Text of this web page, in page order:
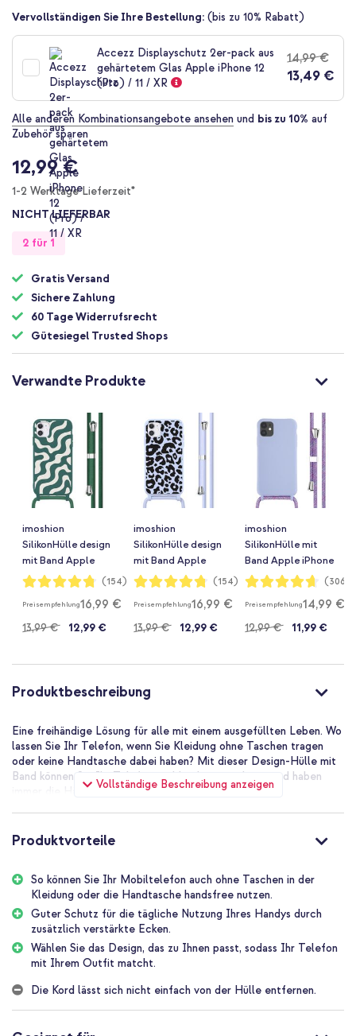
springen
Vervollständigen Sie Ihre Bestellung: (bis zu 10% Rabatt)
Accezz Displayschutz 2er-pack aus
gehärtetem Glas Apple iPhone 12
(Pro) / 11 / XR
14,99 €
13,49 €
Alle anderen Kombinationsangebote ansehen und bis zu 10% auf
Zubehör sparen
12,99 €
1-2 Werktage Lieferzeit*
NICHT LIEFERBAR
2 für 1
Gratis Versand
Sichere Zahlung
60 Tage Widerrufsrecht
Gütesiegel Trusted Shops
Verwandte Produkte
imoshion
SilikonHülle design
mit Band Apple
iPhone 11 - Petrol
Bewertung:
95%
(154)
Preisempfehlung16,99 €
13,99 € 12,99 €
imoshion
SilikonHülle design
mit Band Apple
iPhone 11 - Animal
Bewertung:
95%
(154)
Preisempfehlung16,99 €
13,99 € 12,99 €
imoshion
SilikonHülle mit
Band Apple iPhone
11 - Violett
Bewertung:
93%
(306)
Preisempfehlung14,99 €
12,99 € 11,99 €
Produktbeschreibung
Vollständige Beschreibung anzeigen
Eine freihändige Lösung für alle mit einem ausgefüllten Leben. Wo
lassen Sie Ihr Telefon, wenn Sie Kleidung ohne Taschen tragen
oder keine Handtasche dabei haben? Mit dieser Design-Hülle mit
Band können Sie Ihr Telefon problemlos mitnehmen und haben
immer die Hände frei.
Das Band hat einen Durchmesser von 5 mm und ist aus robustem
schneidet.
Dank des silbernen Schiebedesigns lässt sich das Band ganz
einfach auf die richtige Länge einstellen. Machen Sie es lang,
wenn Sie die Hülle quer über der Brust tragen wollen, und kürzer,
wenn Sie es lieber um den Hals oder das Handgelenk tragen.
Durch die Art und Weise, wie das Band an der Hülle befestigt ist,
entfernen.
Produktvorteile
So können Sie Ihr Mobiltelefon auch ohne Taschen in der
Kleidung oder die Handtasche handsfree nutzen.
Guter Schutz für die tägliche Nutzung Ihres Handys durch
zusätzlich verstärkte Ecken.
Wählen Sie das Design, das zu Ihnen passt, sodass Ihr Telefon
mit Ihrem Outfit matcht.
Die Kord lässt sich nicht einfach von der Hülle entfernen.